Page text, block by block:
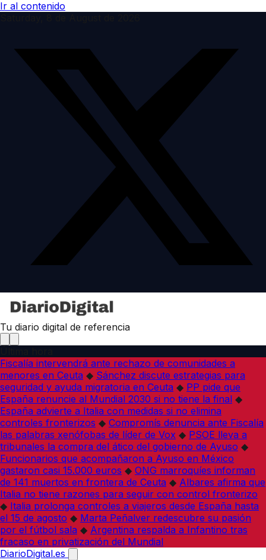
Ir al contenido
Tu diario digital de referencia
Fiscalía intervendrá ante rechazo de comunidades a
menores en Ceuta ◆ Sánchez discute estrategias para
seguridad y ayuda migratoria en Ceuta ◆ PP pide que
España renuncie al Mundial 2030 si no tiene la final ◆
España advierte a Italia con medidas si no elimina
controles fronterizos ◆ Compromís denuncia ante Fiscalía
las palabras xenófobas de líder de Vox ◆ PSOE lleva a
tribunales la compra del ático del gobierno de Ayuso ◆
Funcionarios que acompañaron a Ayuso en México
gastaron casi 15.000 euros ◆ ONG marroquíes informan
de 141 muertos en frontera de Ceuta ◆ Albares afirma que
Italia no tiene razones para seguir con control fronterizo
◆ Italia prolonga controles a viajeros desde España hasta
el 15 de agosto ◆ Marta Peñalver redescubre su pasión
por el fútbol sala ◆ Argentina respalda a Infantino tras
fracaso en privatización del Mundial
DiarioDigital.es